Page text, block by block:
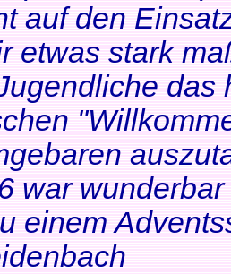
auf den
etwas stark
das
war
einem